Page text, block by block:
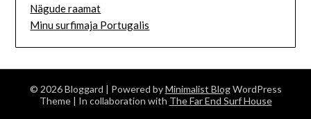
Nägude raamat
Minu surfimaja Portugalis
© 2026 Bloggard | Powered byMinimalist BlogWordPress
Theme | In collaboration with The Far End Surf House